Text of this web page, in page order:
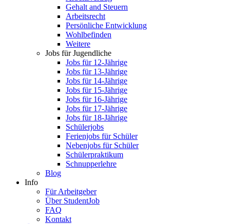
Gehalt and Steuern
Arbeitsrecht
Persönliche Entwicklung
Wohlbefinden
Weitere
Jobs für Jugendliche
Jobs für 12-Jährige
Jobs für 13-Jährige
Jobs für 14-Jährige
Jobs für 15-Jährige
Jobs für 16-Jährige
Jobs für 17-Jährige
Jobs für 18-Jährige
Schülerjobs
Ferienjobs für Schüler
Nebenjobs für Schüler
Schülerpraktikum
Schnupperlehre
Blog
Info
Für Arbeitgeber
Über StudentJob
FAQ
Kontakt